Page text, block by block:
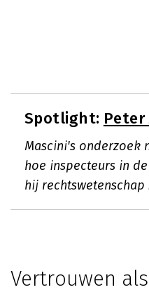
Spotlight: Peter
Mascini's onderzoek
hoe inspecteurs in
hij
Vertrouwen